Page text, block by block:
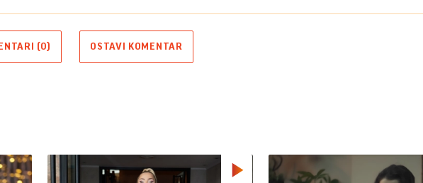
(0) OSTAVI KOMENTAR